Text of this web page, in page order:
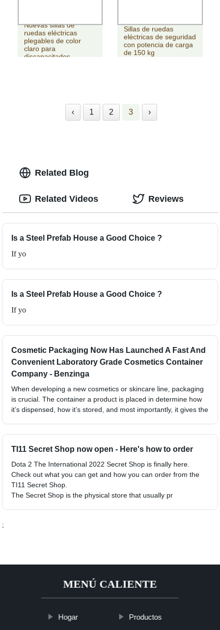
Nuevas sillas de
ruedas eléctricas
plegables de color
claro para
discapacitados
Sillas de ruedas
eléctricas de seguridad
con potencia de carga
de 150 kg
‹ 1 2 3 ›
Related Blog
Is a Steel Prefab House a Good Choice ?
If yo
Is a Steel Prefab House a Good Choice ?
If yo
Cosmetic Packaging Now Has Launched A Fast And
Convenient Laboratory Grade Cosmetics Container
Company - Benzinga
When developing a new cosmetics or skincare line, packaging
is crucial. The container a product is placed in determine how
it’s dispensed, how it’s stored, and most importantly, it gives the
TI11 Secret Shop now open - Here's how to order
Dota 2 The International 2022 Secret Shop is finally here.
Check out what you can get and how you can order from the
TI11 Secret Shop.
The Secret Shop is the physical store that usually pr
;
Related Videos Reviews
MENÚ CALIENTE
Hogar Productos